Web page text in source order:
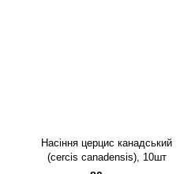
Насіння церцис канадський
(cercis canadensis), 10шт